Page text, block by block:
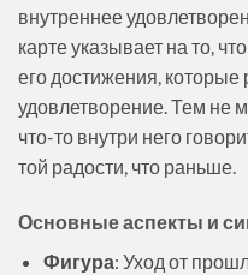
внутреннее
карте указывает на то,
его достижения, которые
удовлетворение. Тем не
что-то внутри него
той радости, что раньше.
Основные аспекты и
Фигура: Уход от